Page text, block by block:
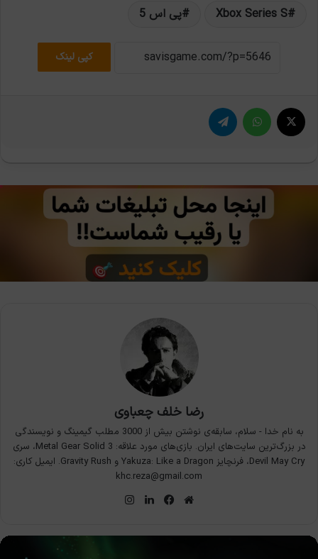
Xbox Series S پی اس 5
کپی لینک
رضا خلف چعباوی
به نام خدا - سلام، سابقه‌ی نوشتن بیش از 3000 مطلب گیمینگ و نویسندگی
در بزرگ‌ترین سایت‌های ایران. بازی‌های مورد علاقه: Metal Gear Solid 3، سری
Devil May Cry، فرنچایز Yakuza: Like a Dragon و Gravity Rush. ایمیل کاری:
khc.reza@gmail.com
وبسایت
فیس
لینکدین